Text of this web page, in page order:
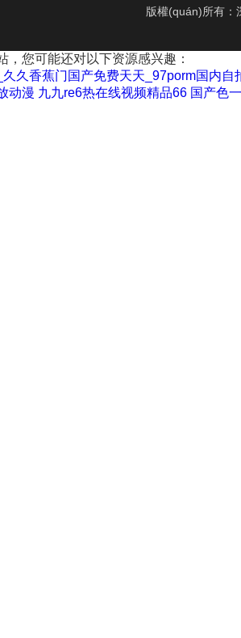
版權(quán)所有
，您可能还对以下资源感兴趣：
久香蕉门国产免费天天_97porm国内
动漫 九九re6热在线视频精品66 国产色